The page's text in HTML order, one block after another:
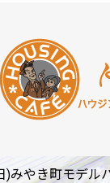
)みやき町モデル